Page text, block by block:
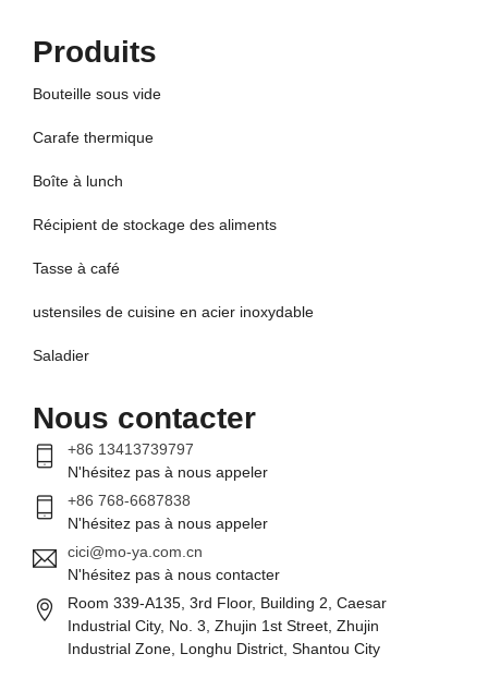
Produits
Bouteille sous vide
Carafe thermique
Boîte à lunch
Récipient de stockage des aliments
Tasse à café
ustensiles de cuisine en acier inoxydable
Saladier
Nous contacter
+86 13413739797
N'hésitez pas à nous appeler
+86 768-6687838
N'hésitez pas à nous appeler
cici@mo-ya.com.cn
N'hésitez pas à nous contacter
Room 339-A135, 3rd Floor, Building 2, Caesar
Industrial City, No. 3, Zhujin 1st Street, Zhujin
Industrial Zone, Longhu District, Shantou City